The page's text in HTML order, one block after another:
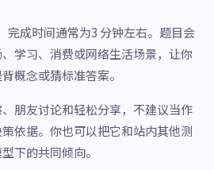
完成时间通常为3 分钟左右。题目会
学习、消费或网络生活场景，让你
概念或猜标准答案。
朋友讨论和轻松分享，不建议当作
依据。你也可以把它和站内其他测
下的共同倾向。